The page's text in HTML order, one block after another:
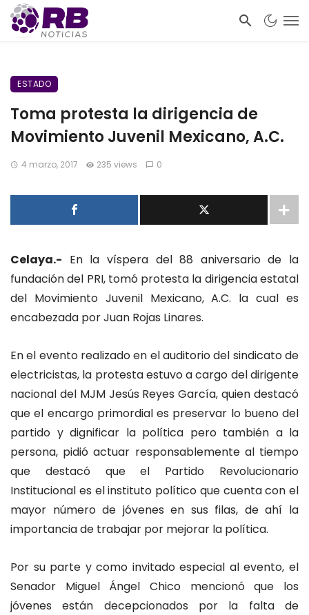
ESTADO
Toma protesta la dirigencia de
Movimiento Juvenil Mexicano, A.C.
4 marzo, 2017 235 views 0
Celaya.- En la víspera del 88 aniversario de la
fundación del PRI, tomó protesta la dirigencia estatal
del Movimiento Juvenil Mexicano, A.C. la cual es
encabezada por Juan Rojas Linares.
En el evento realizado en el auditorio del sindicato de
electricistas, la protesta estuvo a cargo del dirigente
nacional del MJM Jesús Reyes García, quien destacó
que el encargo primordial es preservar lo bueno del
partido y dignificar la política pero también a la
persona, pidió actuar responsablemente al tiempo
que destacó que el Partido Revolucionario
Institucional es el instituto político que cuenta con el
mayor número de jóvenes en sus filas, de ahí la
importancia de trabajar por mejorar la política.
Por su parte y como invitado especial al evento, el
Senador Miguel Ángel Chico mencionó que los
jóvenes están decepcionados por la falta de